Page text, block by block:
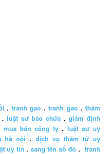
. tranh gao .tranh gao .thám
. luật sư bào chữa . giám định
mua bán công ty. luật sư uy
hà nội .dịch vụ thám tử uy
uy tín . sang tên sổ đỏ .tranh